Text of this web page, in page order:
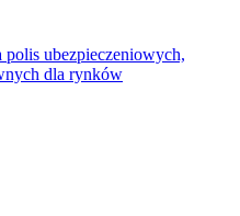
polis ubezpieczeniowych,
dla rynków